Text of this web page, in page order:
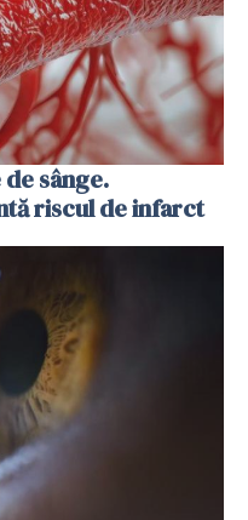
sânge.
riscul de infarct